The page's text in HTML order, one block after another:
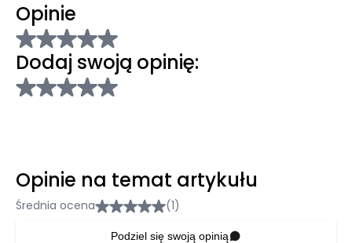
Opinie
Dodaj swoją opinię:
Opinie na temat artykułu
Średnia ocena (1)
Podziel się swoją opinią